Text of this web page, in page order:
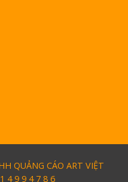
QUẢNG CÁO ART VIỆT
4 9 9 4 7 8 6